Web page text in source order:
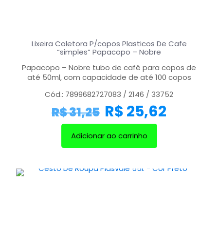
Lixeira Coletora P/copos Plasticos De Cafe
“simples” Papacopo – Nobre
Papacopo – Nobre tubo de café para copos de
até 50ml, com capacidade de até 100 copos
Cód.: 7899682727083 / 2146 / 33752
R$31,25 R$25,62
Adicionar ao carrinho